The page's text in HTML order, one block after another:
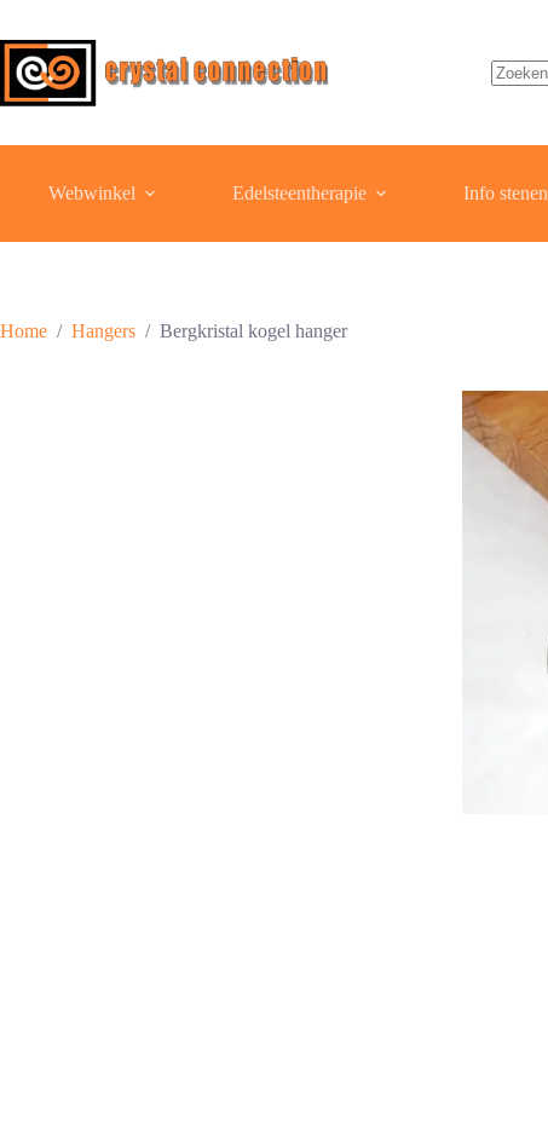
de
inhoud
Webwinkel Edelsteentherapie Info stenen
Home / Hangers / Bergkristal kogel hanger